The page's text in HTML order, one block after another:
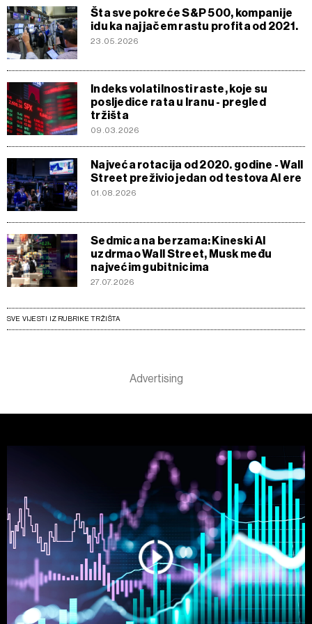
Šta sve pokreće S&P 500, kompanije
idu ka najjačem rastu profita od 2021.
23.05.2026
Indeks volatilnosti raste, koje su
posljedice rata u Iranu - pregled
tržišta
09.03.2026
Najveća rotacija od 2020. godine - Wall
Street preživio jedan od testova AI ere
01.08.2026
Sedmica na berzama: Kineski AI
uzdrmao Wall Street, Musk među
najvećim gubitnicima
27.07.2026
SVE VIJESTI IZ RUBRIKE TRŽIŠTA